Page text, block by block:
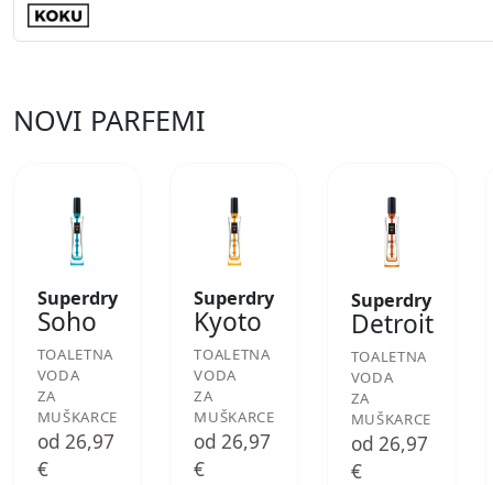
NOVI PARFEMI
Superdry
Soho
TOALETNA
VODA
ZA
MUŠKARCE
od 26,97
€
Superdry
Kyoto
TOALETNA
VODA
ZA
MUŠKARCE
od 26,97
€
Superdry
Detroit
TOALETNA
VODA
ZA
MUŠKARCE
od 26,97
€